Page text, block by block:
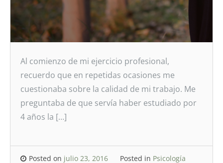
Al comienzo de mi ejercicio profesional,
recuerdo que en repetidas ocasiones me
cuestionaba sobre la calidad de mi trabajo. Me
preguntaba de que servía haber estudiado por
4 años la […]
Posted on julio 23, 2016 Posted in Psicología